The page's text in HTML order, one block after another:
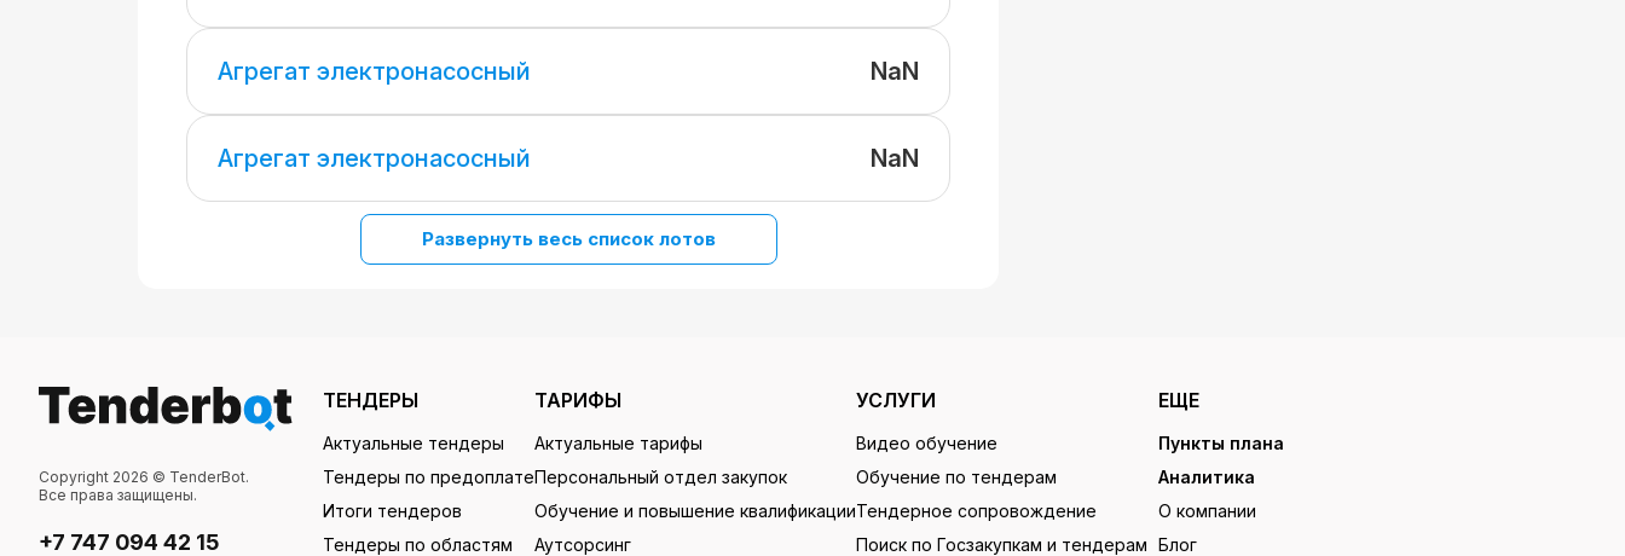
Агрегат электронасосный NaN
Агрегат электронасосный NaN
Развернуть весь список лотов
Copyright 2026 © TenderBot.
Все права защищены.
+7 747 094 42 15
ТЕНДЕРЫ
Актуальные тендеры
Тендеры по предоплате
Итоги тендеров
Тендеры по областям
ТАРИФЫ
Актуальные тарифы
Персональный отдел закупок
Обучение и повышение квалификации
Аутсорсинг
УСЛУГИ
Видео обучение
Обучение по тендерам
Тендерное сопровождение
Поиск по Госзакупкам и тендерам
ЕЩЕ
Пункты плана
Аналитика
О компании
Блог